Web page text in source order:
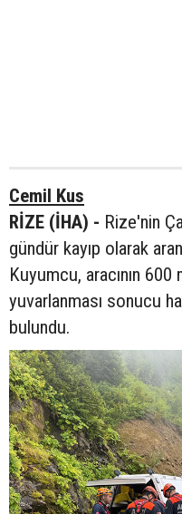
Cemil Kus
RİZE (İHA) - Rize'nin
gündür kayıp olarak
Kuyumcu, aracının
yuvarlanması sonucu
bulundu.